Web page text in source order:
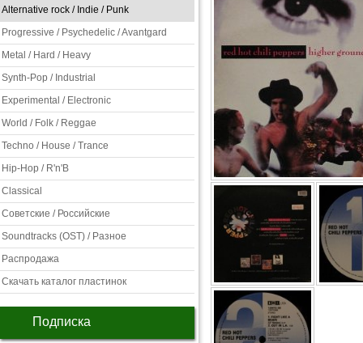
Alternative rock / Indie / Punk
Progressive / Psychedelic / Avantgard
Metal / Hard / Heavy
Synth-Pop / Industrial
Experimental / Electronic
World / Folk / Reggae
Techno / House / Trance
Hip-Hop / R'n'B
Classical
Советские / Российские
Soundtracks (OST) / Разное
Распродажа
Скачать каталог пластинок
Подписка